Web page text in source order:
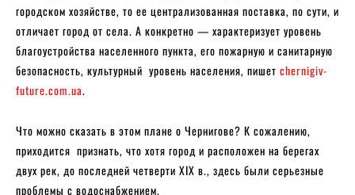
городском хозяйстве, то ее централизованная поставка, по сути, и
отличает город от села. А конкретно — характеризует уровень
благоустройства населенного пункта, его пожарную и санитарную
безопасность, культурный уровень населения, пишет chernigiv-
future.com.ua.
Что можно сказать в этом плане о Чернигове? К сожалению,
приходится признать, что хотя город и расположен на берегах
двух рек, до последней четверти XIX в., здесь были серьезные
проблемы с водоснабжением.